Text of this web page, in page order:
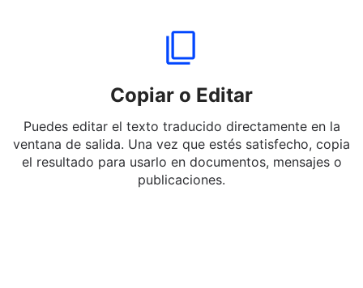
Jemer más rápido y con menos esfuerzo.
Copiar o Editar
Puedes editar el texto traducido directamente en la
ventana de salida. Una vez que estés satisfecho, copia